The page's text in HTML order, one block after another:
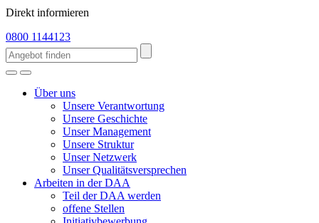
Direkt informieren
0800 1144123
Über uns
Unsere Verantwortung
Unsere Geschichte
Unser Management
Unsere Struktur
Unser Netzwerk
Unser Qualitätsversprechen
Arbeiten in der DAA
Teil der DAA werden
offene Stellen